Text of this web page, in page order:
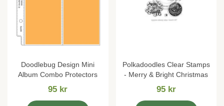
Doodlebug Design Mini
Album Combo Protectors
95 kr
Polkadoodles Clear Stamps
- Merry & Bright Christmas
95 kr